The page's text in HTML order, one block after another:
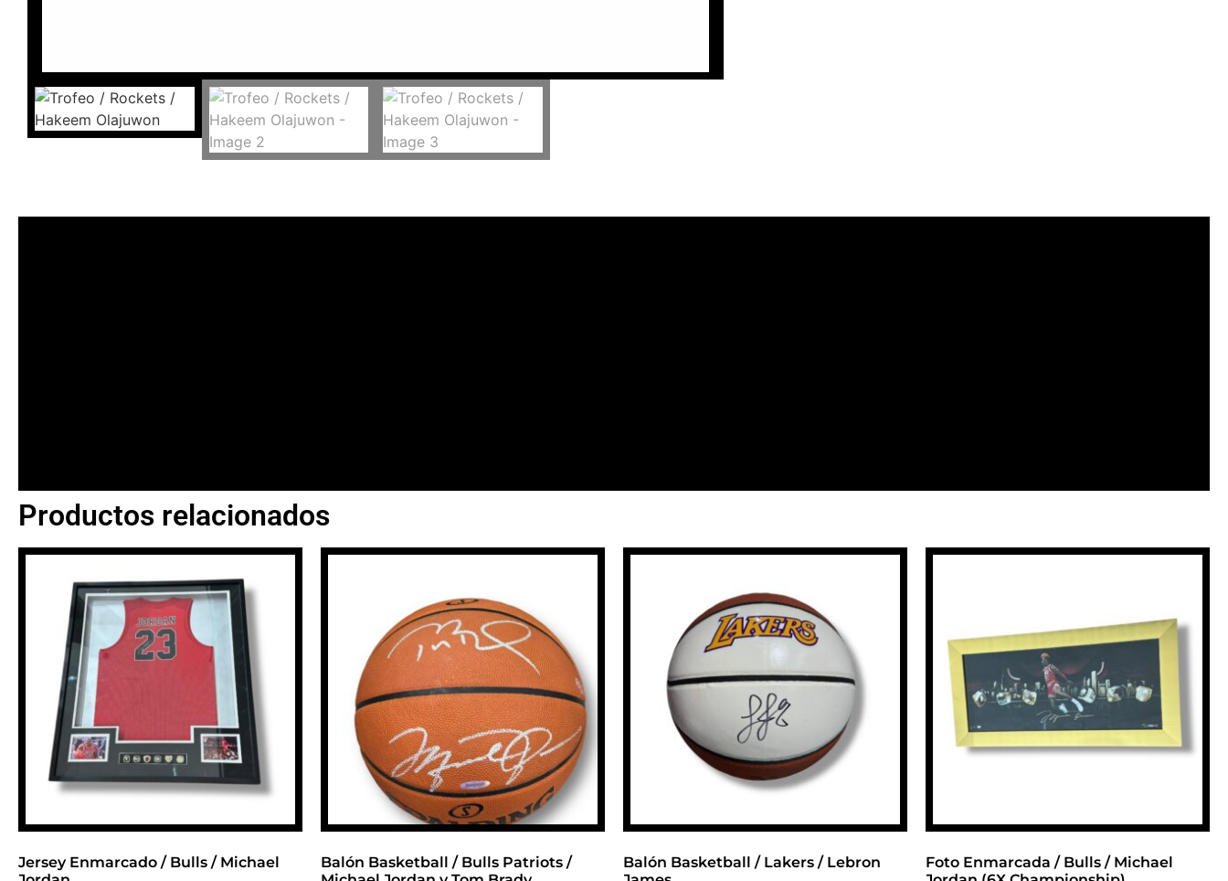
BANNER CON
PROMOCIONES 1
Productos relacionados
Jersey Enmarcado / Bulls / Michael
Balón Basketball / Bulls Patriots /
Balón Basketball / Lakers / Lebron
Foto Enmarcada / Bulls / Michael